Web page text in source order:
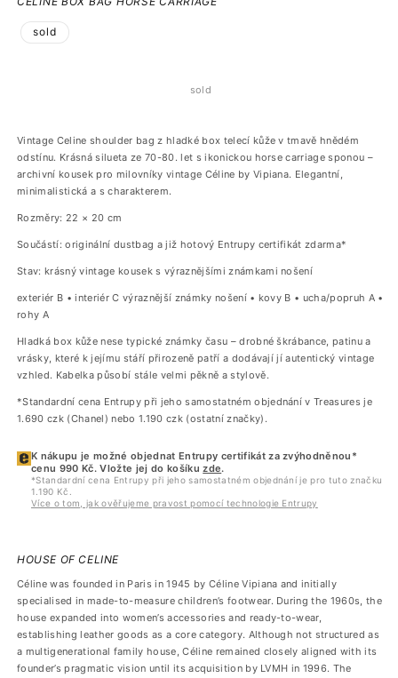
sold
sold
Vintage Celine shoulder bag z hladké box telecí kůže v tmavě hnědém
odstínu. Krásná silueta ze 70-80. let s ikonickou horse carriage sponou –
archivní kousek pro milovníky vintage Céline by Vipiana. Elegantní,
minimalistická a s charakterem.
Rozměry: 22 × 20 cm
Součástí: originální dustbag a již hotový Entrupy certifikát zdarma*
Stav: krásný vintage kousek s výraznějšími známkami nošení
exteriér B • interiér C výraznější známky nošení • kovy B • ucha/popruh A •
rohy A
Hladká box kůže nese typické známky času – drobné škrábance, patinu a
vrásky, které k jejímu stáří přirozeně patří a dodávají jí autentický vintage
vzhled. Kabelka působí stále velmi pěkně a stylově.
*Standardní cena Entrupy při jeho samostatném objednání v Treasures je
1.690 czk (Chanel) nebo 1.190 czk (ostatní značky).
K nákupu je možné objednat Entrupy certifikát za zvýhodněnou*
cenu 990 Kč. Vložte jej do košíkuzde.
*Standardní cena Entrupy při jeho samostatném objednání je pro tuto značku
1.190 Kč.
Více o tom, jak ověřujeme pravost pomocí technologie Entrupy
HOUSE OF CELINE
Céline was founded in Paris in 1945 by Céline Vipiana and initially
specialised in made-to-measure children’s footwear. During the 1960s, the
house expanded into women’s accessories and ready-to-wear,
establishing leather goods as a core category. Although not structured as
a multigenerational family house, Céline remained closely aligned with its
founder’s pragmatic vision until its acquisition by LVMH in 1996. The